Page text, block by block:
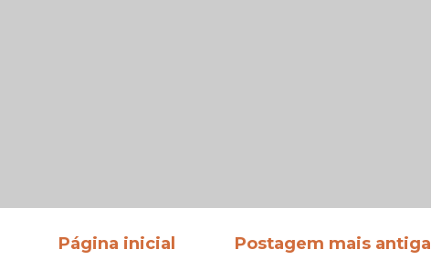
Postagem mais antiga
Página inicial